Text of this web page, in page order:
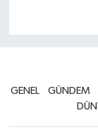
GENEL GÜNDEM